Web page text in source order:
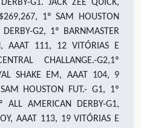
G1. JACK ZEE QUICK,
1º SAM HOUSTON
DERBY-G2, 1º BARNMASTER
AAAT 111, 12 VITÓRIAS E
CHALLANGE.-G2,1º
SHAKE EM, AAAT 104, 9
HOUSTON FUT.- G1, 1º
AMERICAN DERBY-G1,
AAAT 113, 19 VITÓRIAS E